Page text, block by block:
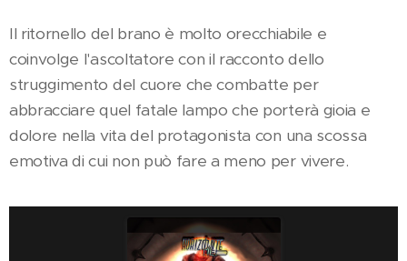
Il ritornello del brano è molto orecchiabile e
coinvolge l'ascoltatore con il racconto dello
struggimento del cuore che combatte per
abbracciare quel fatale lampo che porterà gioia e
dolore nella vita del protagonista con una scossa
emotiva di cui non può fare a meno per vivere.